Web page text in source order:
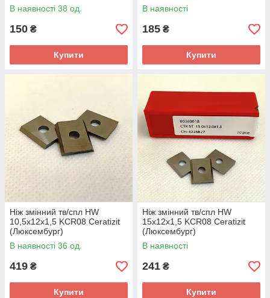
В наявності 38 од.
150 ₴
Купити
В наявності
185 ₴
Купити
Ніж змінний тв/спл HW
10,5х12х1,5 KCR08 Ceratizit
(Люксембург)
В наявності 36 од.
419 ₴
Купити
Ніж змінний тв/спл HW
15х12х1,5 KCR08 Ceratizit
(Люксембург)
В наявності
241 ₴
Купити